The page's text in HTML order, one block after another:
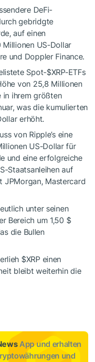
DeFi-
gebridgte
auf einen
US-Dollar
und Doppler Finance.
Spot-$XRP-ETFs
von 25,8 Millionen
in ihrem größten
was die kumulierten
erhöht.
von Ripple’s eine
US-Dollar für
und eine erfolgreiche
Staatsanleihen auf
JPMorgan, Mastercard
unter seinen
Bereich um 1,50 $
die Bullen
$XRPeinen
bleibt weiterhin die
App und erhalten
und